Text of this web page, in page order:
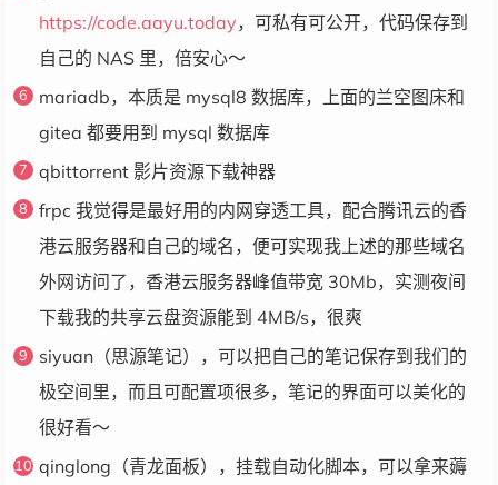
https://code.aayu.today，可私有可公开，代码保存到
自己的 NAS 里，倍安心～
mariadb，本质是 mysql8 数据库，上面的兰空图床和
gitea 都要用到 mysql 数据库
qbittorrent 影片资源下载神器
frpc 我觉得是最好用的内网穿透工具，配合腾讯云的香
港云服务器和自己的域名，便可实现我上述的那些域名
外网访问了，香港云服务器峰值带宽 30Mb，实测夜间
下载我的共享云盘资源能到 4MB/s，很爽
siyuan（思源笔记），可以把自己的笔记保存到我们的
极空间里，而且可配置项很多，笔记的界面可以美化的
很好看～
qinglong（青龙面板），挂载自动化脚本，可以拿来薅